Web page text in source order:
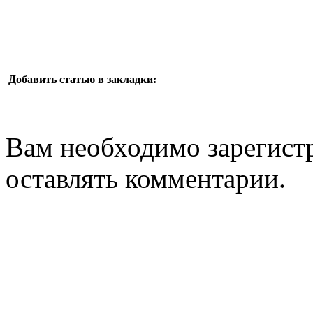
Добавить статью в закладки:
Вам необходимо
оставлять комментарии.